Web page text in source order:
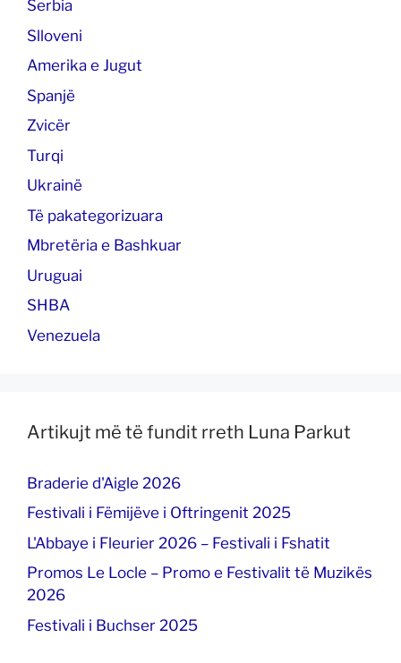
Serbia
Slloveni
Amerika e Jugut
Spanjë
Zvicër
Turqi
Ukrainë
Të pakategorizuara
Mbretëria e Bashkuar
Uruguai
SHBA
Venezuela
Artikujt më të fundit rreth Luna Parkut
Braderie d'Aigle 2026
Festivali i Fëmijëve i Oftringenit 2025
L'Abbaye i Fleurier 2026 – Festivali i Fshatit
Promos Le Locle – Promo e Festivalit të Muzikës
2026
Festivali i Buchser 2025